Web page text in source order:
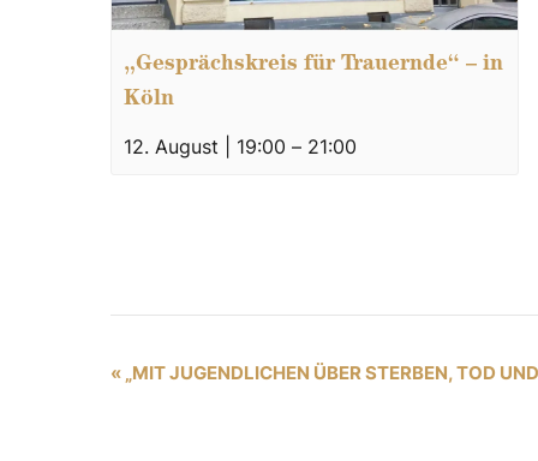
„Gesprächskreis für Trauernde“ – in
Köln
12. August | 19:00 – 21:00
V
« „MIT JUGENDLICHEN ÜBER STERBEN, TOD